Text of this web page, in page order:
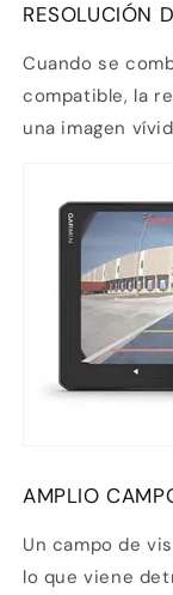
RESOLUCIÓN
Cuando se
compatible, la
una imagen
AMPLIO
Un campo de
lo que viene
En tu
la
3 Paga
¿Tienes